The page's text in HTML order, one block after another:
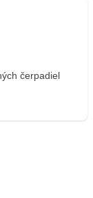
čerpadiel